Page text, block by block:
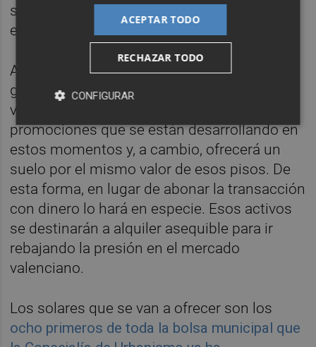
stock de forma más ágil y generar actividad
en el sector promotor y constructor.
Así, como avanzó este diario, el objetivo del
gobierno municipal es quedarse con un
volumen importante de viviendas de
promociones que se están desarrollando en
estos momentos y, a cambio, ofrecerá un
suelo por el mismo valor de esos pisos. De
esta forma, en lugar de abonar la transacción
con dinero lo hará en especie. Esos activos
se destinarán a alquiler asequible para ir
rebajando la presión en el mercado
valenciano.
Los solares que se van a ofrecer son los
ocho primeros de toda la bolsa municipal que
ACEPTAR TODO
RECHAZAR TODO
CONFIGURAR